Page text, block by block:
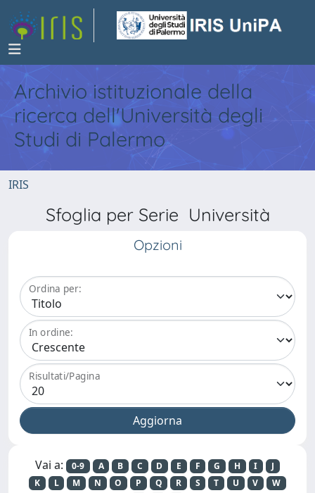
Archivio istituzionale della
ricerca dell'Università degli
Studi di Palermo
IRIS
Sfoglia per Serie Università
Opzioni
Ordina per:
In ordine:
Risultati/Pagina
Vai a: 0-9 A B C D E F G H I
J
K
L M N O P Q R S T U V
W